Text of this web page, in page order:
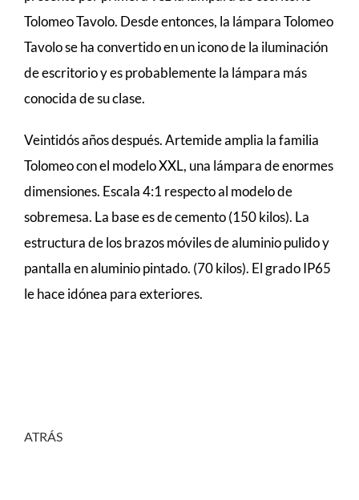
Tolomeo Tavolo. Desde entonces, la lámpara Tolomeo
Tavolo se ha convertido en un icono de la iluminación
de escritorio y es probablemente la lámpara más
conocida de su clase.
Veintidós años después. Artemide amplia la familia
Tolomeo con el modelo XXL, una lámpara de enormes
dimensiones. Escala 4:1 respecto al modelo de
sobremesa. La base es de cemento (150 kilos). La
estructura de los brazos móviles de aluminio pulido y
pantalla en aluminio pintado. (70 kilos). El grado IP65
le hace idónea para exteriores.
ATRÁS